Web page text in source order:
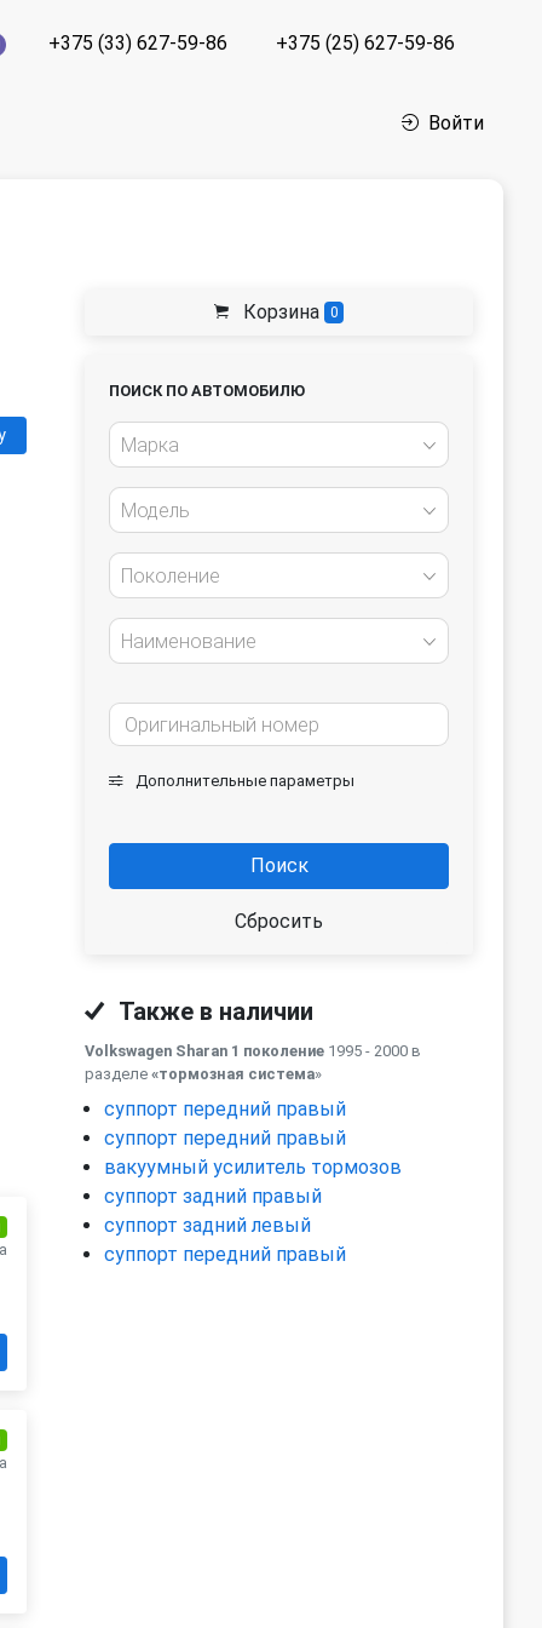
+375 (33) 627-59-86 +375 (25) 627-59-86
Войти
Корзина 0
ПОИСК ПО АВТОМОБИЛЮ
Марка
Модель
Поколение
Наименование
Дополнительные параметры
Поиск
Сбросить
Также в наличии
Volkswagen Sharan 1 поколение 1995 - 2000 в
разделе «тормозная система»
суппорт передний правый
суппорт передний правый
вакуумный усилитель тормозов
суппорт задний правый
суппорт задний левый
суппорт передний правый